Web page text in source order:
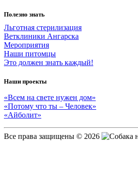
Пожертвовать
1000.00 RUB
Полезно знать
Льготная стерилизация
Ветклиники Ангарска
Мероприятия
Наши питомцы
Это должен знать каждый!
Наши проекты
«Всем на свете нужен дом»
«Потому что ты – Человек»
«Айболит»
Все права защищены © 2026